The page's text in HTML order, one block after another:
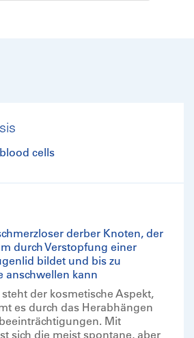
cells
derber Knoten, der
durch Verstopfung einer
bildet und bis zu
anschwellen kann
der kosmetische Aspekt,
es durch das Herabhängen
Mit
sich die meist spontane, aber